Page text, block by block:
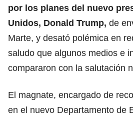
por los planes del nuevo
Unidos, Donald Trump, de
Marte, y desató polémica en
saludo que algunos medios e
compararon con la salutación
El magnate, encargado de
en el nuevo Departamento de